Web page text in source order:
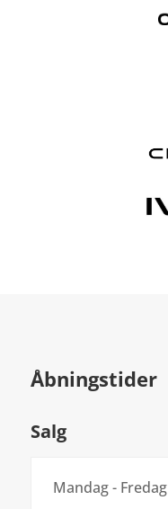
Åbningstider
Salg
Mandag - Fredag